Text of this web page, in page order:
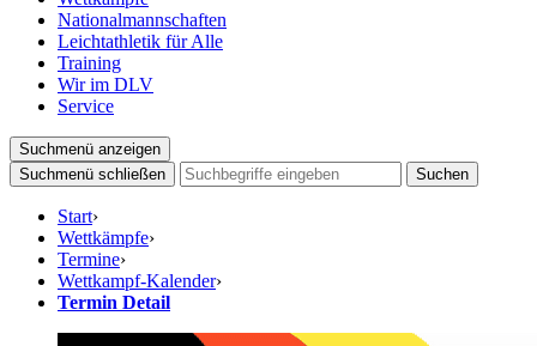
Nationalmannschaften
Leichtathletik für Alle
Training
Wir im DLV
Service
Suchmenü anzeigen
Suchmenü schließen
Suchen
Start›
Wettkämpfe›
Termine›
Wettkampf-Kalender›
Termin Detail